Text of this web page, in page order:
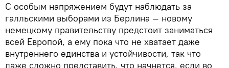
С особым напряжением будут наблюдать за
галльскими выборами из Берлина — новому
немецкому правительству предстоит заниматься
всей Европой, а ему пока что не хватает даже
внутреннего единства и устойчивости, так что
даже сложно представить, что начнется, если во